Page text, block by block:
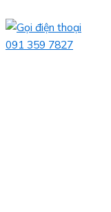
091 359 7827